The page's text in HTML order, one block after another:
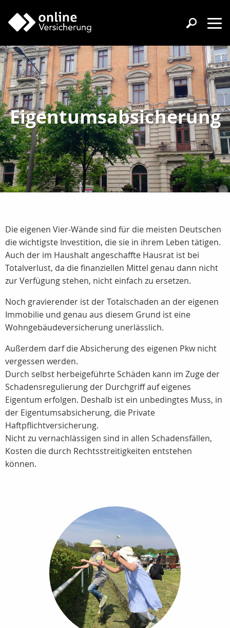
Eigentumsabsicherung
Die eigenen Vier-Wände sind für die meisten Deutschen
die wichtigste Investition, die sie in ihrem Leben tätigen.
Auch der im Haushalt angeschaffte Hausrat ist bei
Totalverlust, da die finanziellen Mittel genau dann nicht
zur Verfügung stehen, nicht einfach zu ersetzen.
Noch gravierender ist der Totalschaden an der eigenen
Immobilie und genau aus diesem Grund ist eine
Wohngebäudeversicherung unerlässlich.
Außerdem darf die Absicherung des eigenen Pkw nicht
vergessen werden.
Durch selbst herbeigeführte Schäden kann im Zuge der
Schadensregulierung der Durchgriff auf eigenes
Eigentum erfolgen. Deshalb ist ein unbedingtes Muss, in
der Eigentumsabsicherung, die Private
Haftpflichtversicherung.
Nicht zu vernachlässigen sind in allen Schadensfällen,
Kosten die durch Rechtsstreitigkeiten entstehen
können.